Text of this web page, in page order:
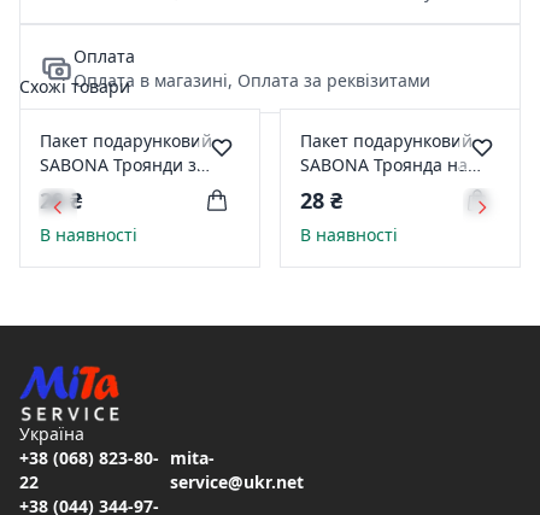
Оплата
Оплата в магазині, Оплата за реквізитами
Схожі товари
Пакет подарунковий
SABONA Троянди з
ангелом 15,5 * 15 *
7,5см ПВ0392
28 ₴
В наявності
Пакет подарунковий
SABONA Троянда на
білому 15 * 20,5 * 7,5см
ПВ04130
28 ₴
В наявності
Україна
+38 (068) 823-80-
22
+38 (044) 344-97-
mita-
service@ukr.net